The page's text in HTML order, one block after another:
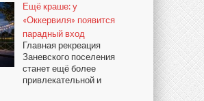
Ещё краше: у
«Оккервиля» появится
парадный вход
Главная рекреация
Заневского поселения
станет ещё более
привлекательной и